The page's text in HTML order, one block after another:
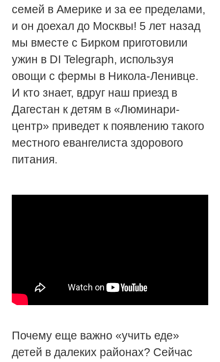
семей в Америке и за ее пределами,
и он доехал до Москвы! 5 лет назад
мы вместе с Бирком приготовили
ужин в DI Telegraph, используя
овощи с фермы в Никола-Ленивце.
И кто знает, вдруг наш приезд в
Дагестан к детям в «Люминари-
центр» приведет к появлению такого
местного евангелиста здорового
питания.
Почему еще важно «учить еде»
детей в далеких районах? Сейчас